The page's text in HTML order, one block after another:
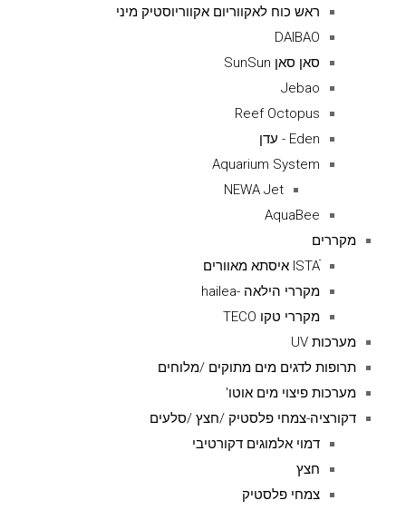
ראש כוח לאקווריום אקווריוסטיק מיני
DAIBAO
סאן סאן SunSun
Jebao
Reef Octopus
Eden - עדן
Aquarium System
NEWA Jet
AquaBee
מקררים
ISTAׁׂ איסתא מאוורים
מקררי הילאה -hailea
מקררי טקו TECO
מערכות UV
תרופות לדגים מים מתוקים /מלוחים
מערכות פיצוי מים אוטו'
דקורציה-צמחי פלסטיק /חצץ /סלעים
דמוי אלמוגים דקורטיבי
חצץ
צמחי פלסטיק